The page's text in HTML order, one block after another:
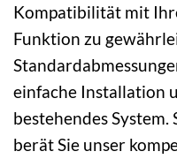
Kompatibilität mit
Funktion zu
einfache Installation
bestehendes System.
berät Sie unser